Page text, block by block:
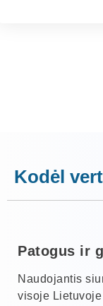
Kodėl
Patogus ir
Naudojantis
visoje